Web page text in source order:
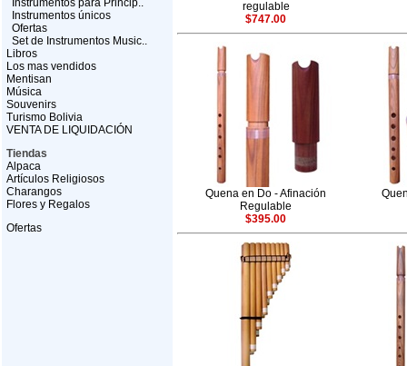
Instrumentos para Princip..
Instrumentos únicos
Ofertas
Set de Instrumentos Music..
Libros
Los mas vendidos
Mentisan
Música
Souvenirs
Turismo Bolivia
VENTA DE LIQUIDACIÓN
Tiendas
Alpaca
Artículos Religiosos
Charangos
Flores y Regalos
Ofertas
regulable
$747.00
Quena en Do - Afinación
Regulable
$395.00